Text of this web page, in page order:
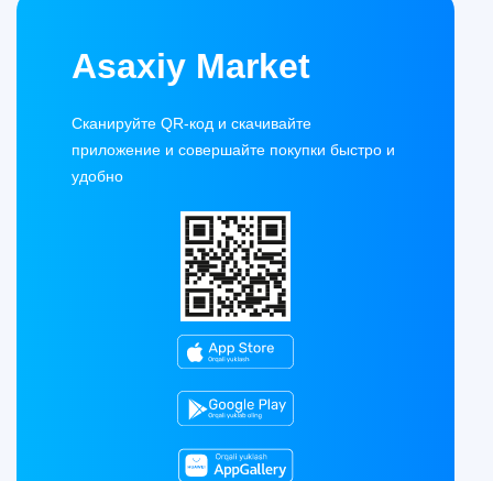
Asaxiy Market
Сканируйте QR-код и скачивайте
приложение и совершайте покупки быстро и
удобно